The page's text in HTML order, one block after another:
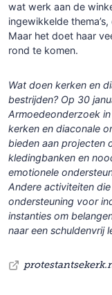
wat werk aan de
ingewikkelde
Maar het doet haar
rond te komen.
Wat doen kerken en
bestrijden? Op 30
Armoedeonderzoek
kerken en diaconale
bieden aan projecten
kledingbanken en
emotionele
Andere activiteiten
ondersteuning voor
instanties om
naar een schuldenvrij